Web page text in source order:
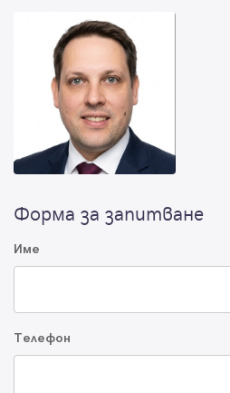
Форма за запитване
Име
Телефон